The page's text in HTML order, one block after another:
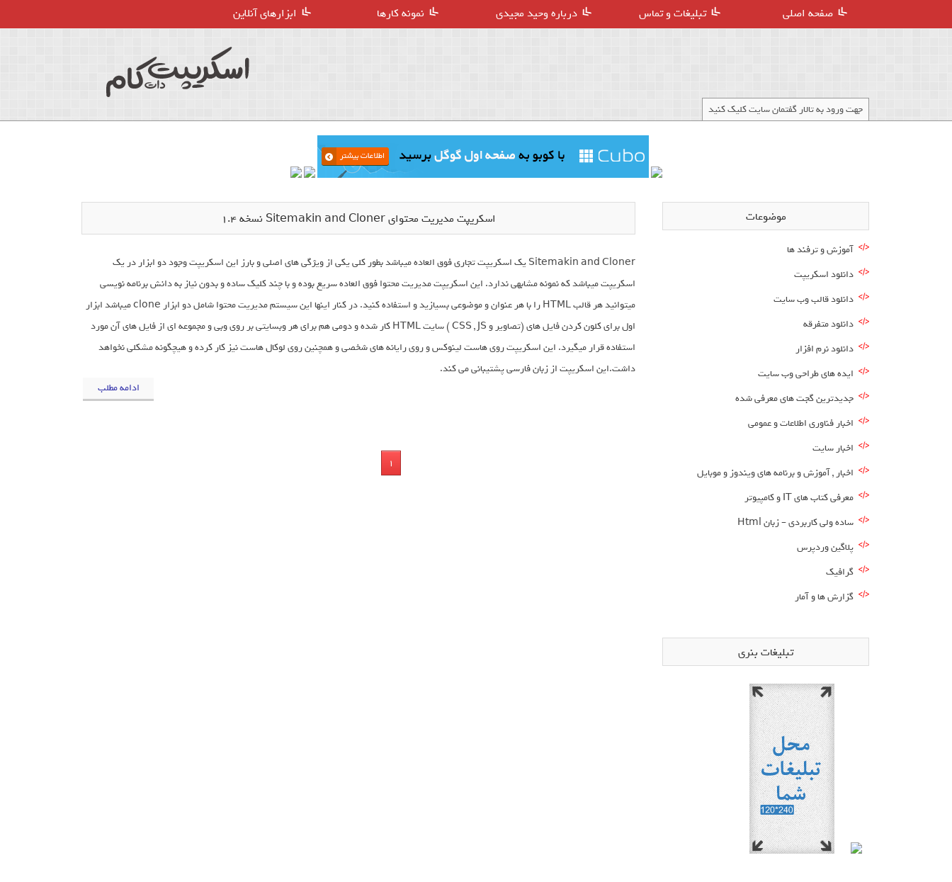
صفحه اصلی تبلیغات و تماس درباره وحید مجیدی نمونه کارها ابزارهای آنلاین
جهت ورود به تالار گفتمان سایت کلیک کنید
اسکریپت مدیریت محتوای Sitemakin and Cloner نسخه 1.4
Sitemakin and Cloner یک اسکریپت تجاری فوق العاده میباشد بطور کلی یکی از ویژگی های اصلی و بارز این اسکریپت وجود دو ابزار در یک
اسکریپت میباشد که نمونه مشابهی ندارد. این اسکریپت مدیریت محتوا فوق العاده سریع بوده و با چند کلیک ساده و بدون نیاز به دانش برنامه نویسی
میتوانید هر قالب HTML را با هر عنوان و موضوعی بسیازید و استفاده کنید. در کنار اینها این سیستم مدیریت محتوا شامل دو ابزار clone میباشد ابزار
اول برای کلون کردن فایل های (تصاویر و CSS , JS ) سایت HTML کار شده و دومی هم برای هر وبسایتی بر روی وبی و مجموعه ای از فایل های آن مورد
استفاده قرار میگیرد. این اسکریپت روی هاست لینوکس و روی رایانه های شخصی و همچنین روی لوکال هاست نیز کار کرده و هیچگونه مشکلی نخواهد
داشت.این اسکریپت از زبان فارسی پشتیبانی می کند.
ادامه مطلب
1
موضوعات
آموزش و ترفند ها
دانلود اسکریپت
دانلود قالب وب سایت
دانلود متفرقه
دانلود نرم افزار
ایده های طراحی وب سایت
جدیدترین گجت های معرفی شده
اخبار فناوری اطلاعات و عمومی
اخبار سایت
اخبار , آموزش و برنامه های ویندوز و موبایل
معرفی کتاب های IT و کامپیوتر
ساده ولی کاربردی – زبان Html
پلاگین وردپرس
گرافیک
گزارش ها و آمار
تبلیغات بنری